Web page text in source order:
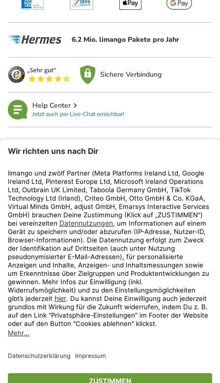
6.2 Mio. limango Pakete pro Jahr
Sichere Verbindung
Help Center
Jetzt auch per Live-Chat erreichbar!
Kundenservice
Shop
Aktionen
Travel